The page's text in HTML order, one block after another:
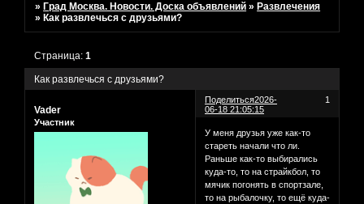
» Град Москва. Новости. Доска объявлений » Развлечения
» Как развлечься с друзьями?
Как развлечься с друзьями?
Страница:1
Поделиться 1
2026-
06-18 21:05:15
Vader
Участник
У меня друзья уже как-то
стареть начали что ли.
Раньше как-то выбирались
куда-то, то на страйкбол, то
мячик погонять в спортзале,
то на рыбалочку, то ещё куда-